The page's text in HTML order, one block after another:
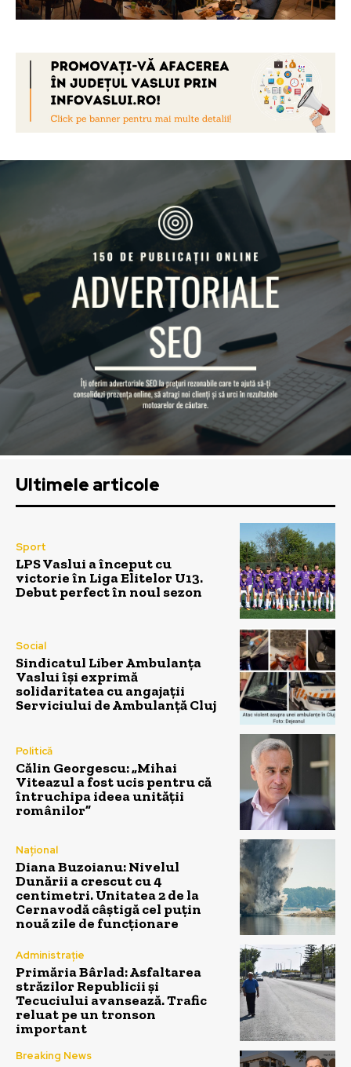
Ultimele articole
Sport
LPS Vaslui a început cu
victorie în Liga Elitelor U13.
Debut perfect în noul sezon
Social
Sindicatul Liber Ambulanța
Vaslui își exprimă
solidaritatea cu angajații
Serviciului de Ambulanță Cluj
Politică
Călin Georgescu: „Mihai
Viteazul a fost ucis pentru că
întruchipa ideea unității
românilor”
Național
Diana Buzoianu: Nivelul
Dunării a crescut cu 4
centimetri. Unitatea 2 de la
Cernavodă câștigă cel puțin
nouă zile de funcționare
Administrație
Primăria Bârlad: Asfaltarea
străzilor Republicii și
Tecuciului avansează. Trafic
reluat pe un tronson
important
Breaking News